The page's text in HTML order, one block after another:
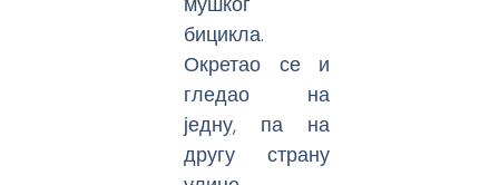
бицикла.
Окретао се и
гледао на
једну, па на
другу страну